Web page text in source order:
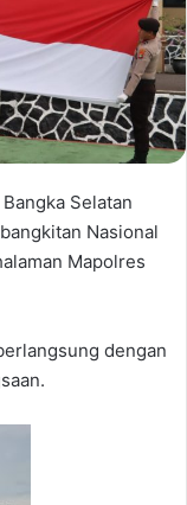
Selatan
Nasional
Mapolres
dengan